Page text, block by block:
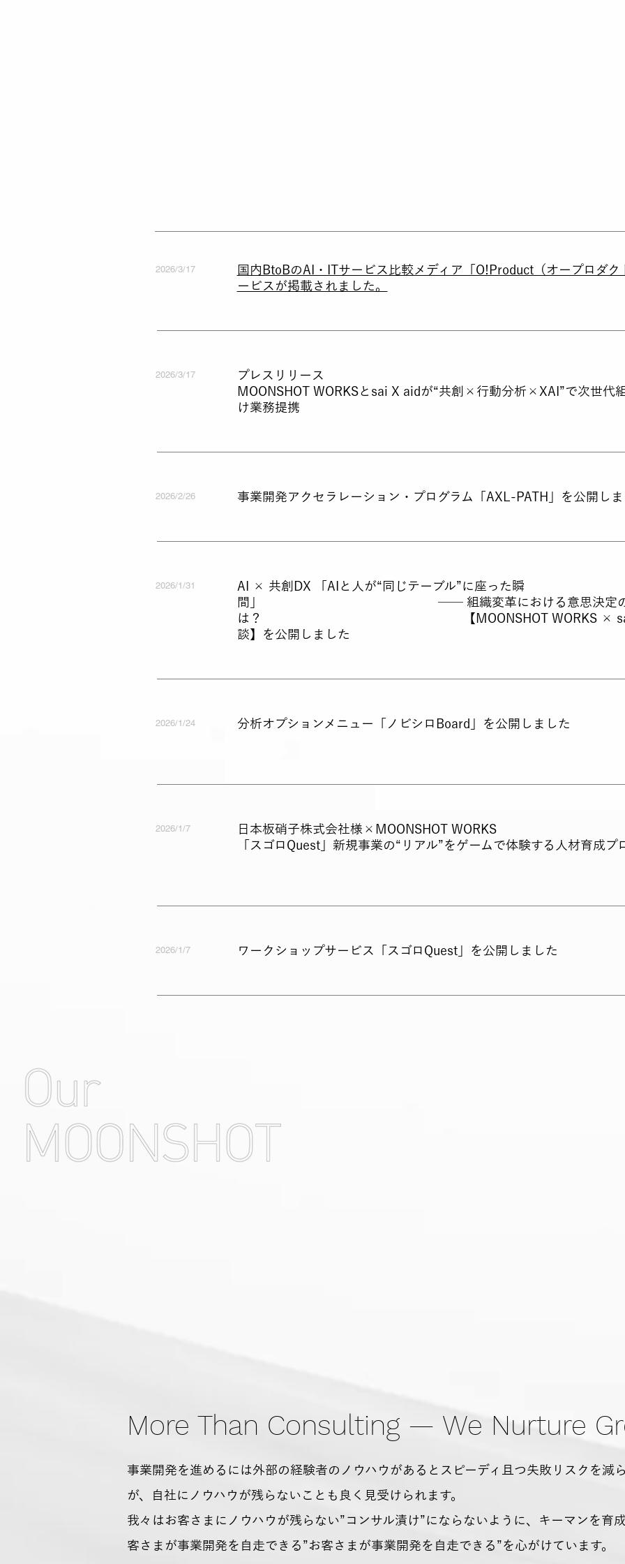
2026/3/17
国内BtoBのAI・ITサービス比較メディア「O!Product（オープロダク
ービスが掲載されました。
2026/3/17
プレスリリース
MOONSHOT WORKSとsai X aidが“共創×行動分析×XAI”で次世代
け業務提携
2026/2/26 事業開発アクセラレーション・プログラム「AXL-PATH」を公開し
2026/1/31
AI × 共創DX 「AIと人が“同じテーブル”に座った瞬
間」 ── 組織変革における意思決定の
は？ 【MOONSHOT WORKS × sai X
談】を公開しました
2026/1/24 ​分析オプションメニュー「ノビシロBoard」を公開しました
2026/1/7
日本板硝子株式会社様×MOONSHOT WORKS
「スゴロQuest」新規事業の“リアル”をゲームで体験する人材育成プ
2026/1/7 ​ワークショップサービス「スゴロQuest」を公開しました
More Than Consulting — We Nurture
事業開発を進めるには外部の経験者のノウハウがあるとスピーディ且つ失敗リスクを減
が、自社にノウハウが残らないことも良く見受けられます。
我々はお客さまにノウハウが残らない”コンサル漬け”にならないように、キーマンを育
客さまが事業開発を自走できる”お客さまが事業開発を自走できる”を心がけています。